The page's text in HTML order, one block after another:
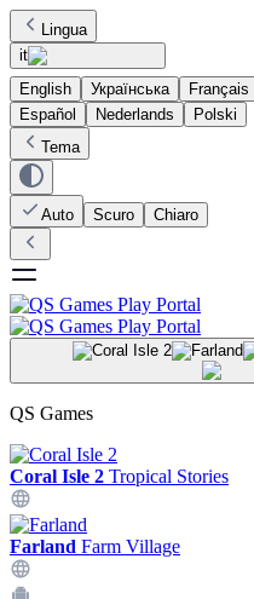
Lingua
it
English
Українська Français
Español
Nederlands
Polski
Tema
Auto Scuro Chiaro
QS Games
Coral Isle 2 Tropical Stories
Farland Farm Village